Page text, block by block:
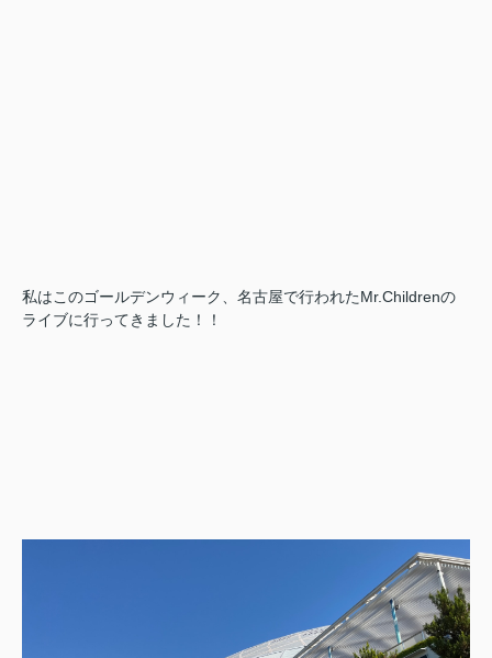
私はこのゴールデンウィーク、名古屋で行われたMr.Childrenの
ライブに行ってきました！！